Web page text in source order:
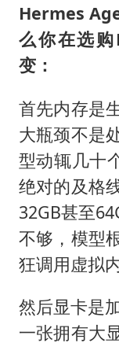
Hermes
么你在选
变：
首先内存是
大瓶颈不是
型动辄几十
绝对的及格
32GB甚至
不够，模型
狂调用虚拟
然后显卡是
一张拥有大